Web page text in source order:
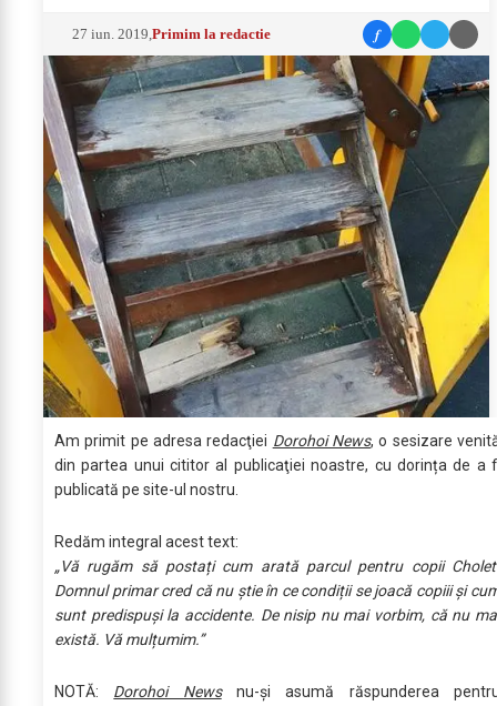
27 iun. 2019 ,Primim la redactie f
Am primit pe adresa redacţiei Dorohoi News, o sesizare
din partea unui cititor al publicaţiei noastre, cu dorința de a
publicată pe site-ul nostru.
Redăm integral acest text:
„Vă rugăm să postați cum arată parcul pentru copii
Domnul primar cred că nu știe în ce condiții se joacă copiii și
sunt predispuși la accidente. De nisip nu mai vorbim, că nu
există. Vă mulțumim.”
NOTĂ: Dorohoi Newsnu-şi asumă răspunderea